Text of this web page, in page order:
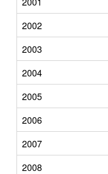
2002
2003
2004
2005
2006
2007
2008